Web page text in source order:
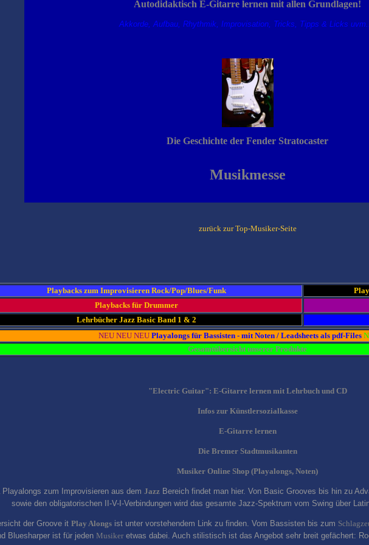
Autodidaktisch E-Gitarre lernen mit allen Grundlagen!
Akkorde, Aufbau, Rhythmik, Improvisation, Tricks, Tipps & Licks
Die Geschichte der Fender Stratocaster
Musikmesse
zurück zur Top-Musiker-Seite
Playbacks zum Improvisieren Rock/Pop/Blues/Funk
Playbacks für Drummer
Lehrbücher Jazz Basic Band 1 & 2
NEU NEU NEU Playalongs für Bassisten - mit Noten / Leadsheets als pdf-Files
Gesamtübersicht unserer Produkte
"Electric Guitar": E-Gitarre lernen mit Lehrbuch und CD
Infos zur Künstlersozialkasse
E-Gitarre lernen
Die Bremer Stadtmusikanten
Musiker Online Shop (Playalongs, Noten)
Playalongs zum Improvisieren aus dem Jazz Bereich findet man hier. Von Basic Grooves bis hin zu
sowie den obligatorischen II-V-I-Verbindungen wird das gesamte Jazz-Spektrum vom Swing über
der Groove it Play Alongs ist unter vorstehendem Link zu finden. Vom Bassisten bis zum
Bluesharper ist für jeden Musiker etwas dabei. Auch stilistisch ist das Angebot sehr breit gefächert: